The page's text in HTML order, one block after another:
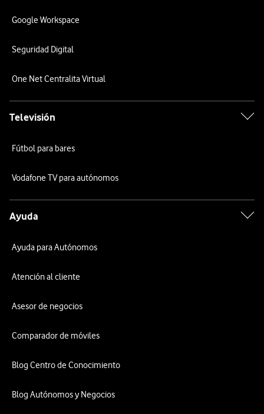
Google Workspace
Seguridad Digital
One Net Centralita Virtual
Televisión
Fútbol para bares
Vodafone TV para autónomos
Ayuda
Ayuda para Autónomos
Atención al cliente
Asesor de negocios
Comparador de móviles
Blog Centro de Conocimiento
Blog Autónomos y Negocios